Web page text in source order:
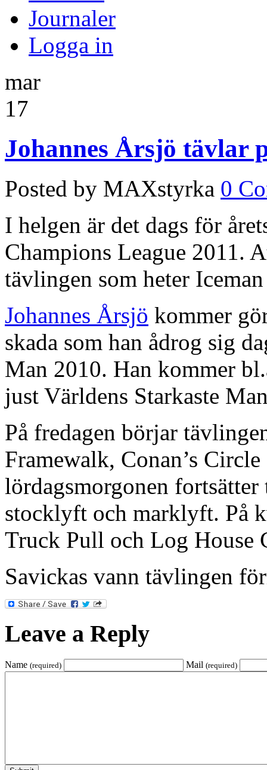
Journaler
Logga in
mar
17
Johannes Årsjö tävlar
Posted by MAXstyrka 0
I helgen är det dags för
Champions League 2011.
tävlingen som heter
Johannes Årsjö kommer
skada som han ådrog sig
Man 2010. Han kommer
just Världens Starkaste
På fredagen börjar
Framewalk, Conan’s
lördagsmorgonen
stocklyft och marklyft. På
Truck Pull och Log House
Savickas vann tävlingen
Leave a Reply
Name (required) Mail (required)